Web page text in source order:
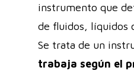
instrumento que
de fluidos, líquidos
Se trata de un
trabaja según el